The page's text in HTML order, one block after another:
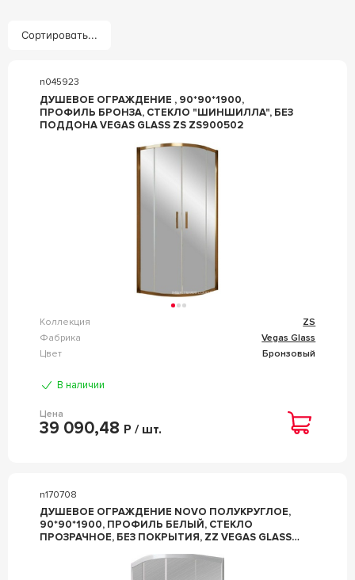
Сортировать...
n045923
ДУШЕВОЕ ОГРАЖДЕНИЕ , 90*90*1900,
ПРОФИЛЬ БРОНЗА, СТЕКЛО "ШИНШИЛЛА", БЕЗ
ПОДДОНА VEGAS GLASS ZS ZS900502
Коллекция
ZS
Фабрика
Vegas Glass
Цвет
Бронзовый
В наличии
Цена
39 090,48 Р / шт.
n170708
ДУШЕВОЕ ОГРАЖДЕНИЕ NOVO ПОЛУКРУГЛОЕ,
90*90*1900, ПРОФИЛЬ БЕЛЫЙ, СТЕКЛО
ПРОЗРАЧНОЕ, БЕЗ ПОКРЫТИЯ, ZZ VEGAS GLASS